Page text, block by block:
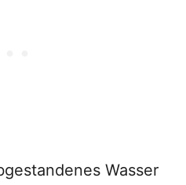
Wasser